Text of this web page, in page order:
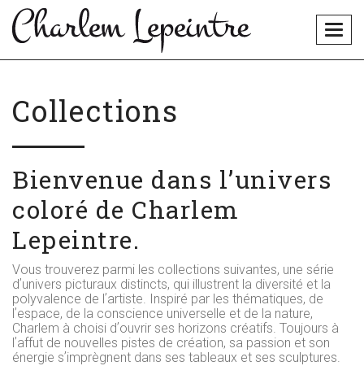
Collections
Bienvenue dans lʼunivers
coloré de Charlem
Lepeintre.
Vous trouverez parmi les collections suivantes, une série
dʼunivers picturaux distincts, qui illustrent la diversité et la
polyvalence de lʼartiste. Inspiré par les thématiques, de
lʼespace, de la conscience universelle et de la nature,
Charlem à choisi dʼouvrir ses horizons créatifs. Toujours à
lʼaffut de nouvelles pistes de création, sa passion et son
énergie sʼimprègnent dans ses tableaux et ses sculptures.